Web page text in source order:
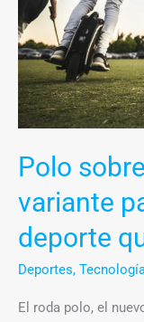
Polo
variante
deporte
Deportes,
El roda polo, el
chicos
del
deporte
que
no
para
de
crecer